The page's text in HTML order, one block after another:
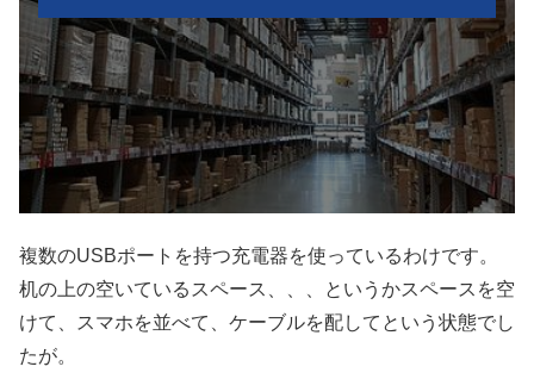
複数のUSBポートを持つ充電器を使っているわけです。
机の上の空いているスペース、、、というかスペースを空
けて、スマホを並べて、ケーブルを配してという状態でし
たが。